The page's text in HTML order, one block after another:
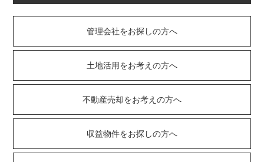
管理会社をお探しの方へ
土地活用をお考えの方へ
不動産売却をお考えの方へ
収益物件をお探しの方へ